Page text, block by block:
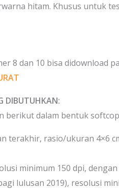
hitam. Khusus untuk
8 dan 10 bisa didownload
DIBUTUHKAN:
berikut dalam bentuk
terakhir, rasio/ukuran 4×6
minimum 150 dpi,
lulusan 2019), resolusi